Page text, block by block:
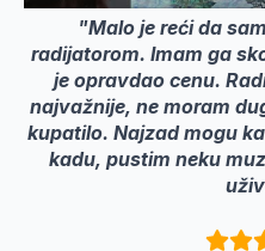
"Malo je reći da
radijatorom. Imam ga
je opravdao cenu.
najvažnije, ne moram
kupatilo. Najzad mogu
kadu, pustim neku